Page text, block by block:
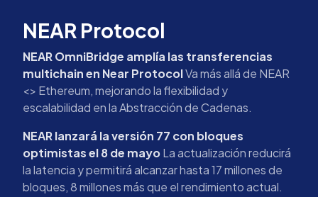
NEAR Protocol
NEAR OmniBridge amplía las transferencias
multichain en Near ProtocolVa más allá de NEAR
<> Ethereum, mejorando la flexibilidad y
escalabilidad en la Abstracción de Cadenas.
NEAR lanzará la versión 77 con bloques
optimistas el 8 de mayoLa actualización reducirá
la latencia y permitirá alcanzar hasta 17 millones de
bloques, 8 millones más que el rendimiento actual.